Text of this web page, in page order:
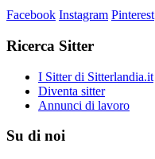
Facebook Instagram Pinterest
Ricerca Sitter
I Sitter di Sitterlandia.it
Diventa sitter
Annunci di lavoro
Su di noi